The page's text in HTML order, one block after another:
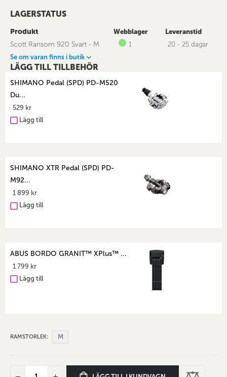
LAGERSTATUS
Produkt Webblager Leveranstid
Scott Ransom 920 Svart - M 1
20 - 25 dagar
Se om varan finns i butik
LÄGG TILL TILLBEHÖR
SHIMANO Pedal (SPD) PD-M520
Du...
529 kr
Lägg till
SHIMANO XTR Pedal (SPD) PD-
M92...
1 899 kr
Lägg till
ABUS BORDO GRANIT™ XPlus™ ...
1 799 kr
Lägg till
RAMSTORLEK M